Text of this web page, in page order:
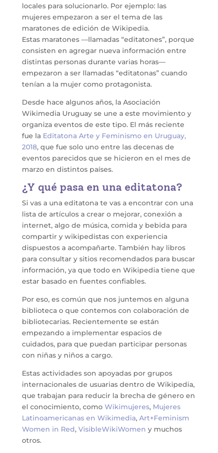
locales para solucionarlo. Por ejemplo: las
mujeres empezaron a ser el tema de las
maratones de edición de Wikipedia.
Estas maratones —llamadas “editatones”, porque
consisten en agregar nueva información entre
distintas personas durante varias horas—
empezaron a ser llamadas “editatonas” cuando
tenían a la mujer como protagonista.
Desde hace algunos años, la Asociación
Wikimedia Uruguay se une a este movimiento y
organiza eventos de este tipo. El más reciente
fue la Editatona Arte y Feminismo en Uruguay,
2018, que fue solo uno entre las decenas de
eventos parecidos que se hicieron en el mes de
marzo en distintos países.
¿Y qué pasa en una editatona?
Si vas a una editatona te vas a encontrar con una
lista de artículos a crear o mejorar, conexión a
internet, algo de música, comida y bebida para
compartir y wikipedistas con experiencia
dispuestos a acompañarte. También hay libros
para consultar y sitios recomendados para buscar
información, ya que todo en Wikipedia tiene que
estar basado en fuentes confiables.
Por eso, es común que nos juntemos en alguna
biblioteca o que contemos con colaboración de
bibliotecarias. Recientemente se están
empezando a implementar espacios de
cuidados, para que puedan participar personas
con niñas y niños a cargo.
Estas actividades son apoyadas por grupos
internacionales de usuarias dentro de Wikipedia,
que trabajan para reducir la brecha de género en
el conocimiento, como Wikimujeres, Mujeres
Latinoamericanas en Wikimedia, Art+Feminism
Women in Red, VisibleWikiWomen y muchos
otros.